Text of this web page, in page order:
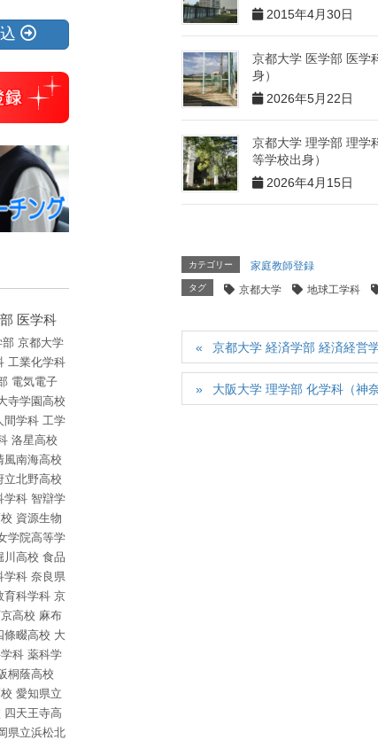
2015年4月30日
京都大学 医学部 医学
身）
2026年5月22日
京都大学 理学部 理学
等学校出身）
2026年4月15日
カテゴリー 家庭教師登録
タグ 京都大学 地球工学科
京都大学 経済学部 経済経営
大阪大学 理学部 化学科（神
込
医学科
部 京都大学
工業化学科
電気電子
寺学園高校
間学科 工学
洛星高校
風南海高校
立北野高校
学科 智辯学
資源生物
学院高等学
川高校 食品
学科 奈良県
育科学科 京
高校 麻布
條畷高校 大
科 薬科学
桐蔭高校
愛知県立
四天王寺高
県立浜松北